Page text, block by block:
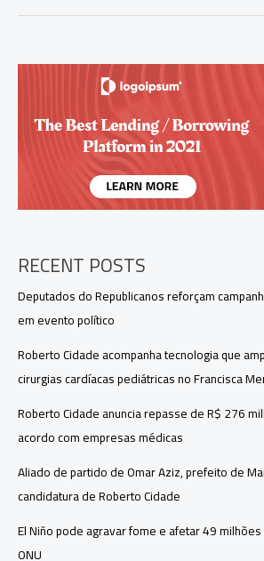
de
abre
mão
Amazonas
RECENT POSTS
Deputados do Republicanos reforçam
em evento político
Roberto Cidade acompanha tecnologia que
cirurgias cardíacas pediátricas no Francisca
Roberto Cidade anuncia repasse de R$ 276
acordo com empresas médicas
Aliado de partido de Omar Aziz, prefeito de
candidatura de Roberto Cidade
El Niño pode agravar fome e afetar 49
ONU